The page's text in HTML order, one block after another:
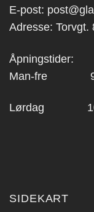
E-post:
Adresse: Torvgt.
Åpningstider:
Man-fre
Lørdag
SIDEKART